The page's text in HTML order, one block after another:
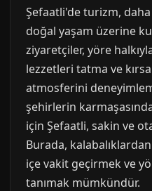
Şefaatli'de turizm,
doğal yaşam üzerine
ziyaretçiler, yöre
lezzetleri tatma ve
atmosferini
şehirlerin
için Şefaatli, sakin ve
Burada,
içe vakit geçirmek ve
tanımak mümkündür.